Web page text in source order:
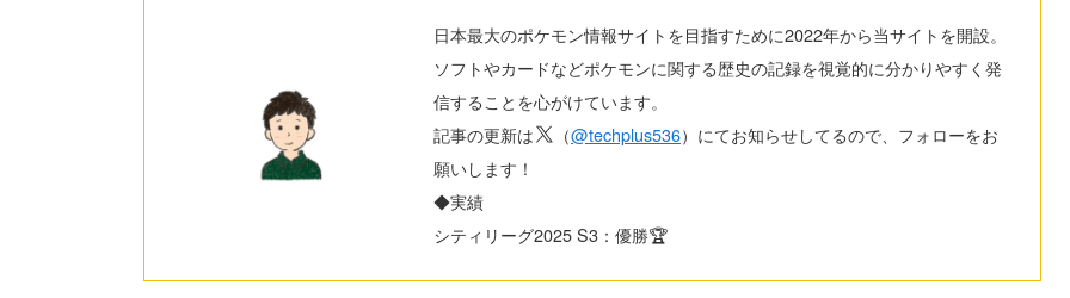
日本最大のポケモン情報サイトを目指すために2022年から当サイトを開設。
ソフトやカードなどポケモンに関する歴史の記録を視覚的に分かりやすく発
信することを心がけています。
記事の更新は
（@techplus536）にてお知らせしてるので、フォローをお
願いします！
◆実績
シティリーグ2025 S3：優勝🏆